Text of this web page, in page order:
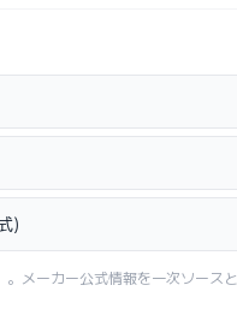
)
メーカー公式情報を一次ソース